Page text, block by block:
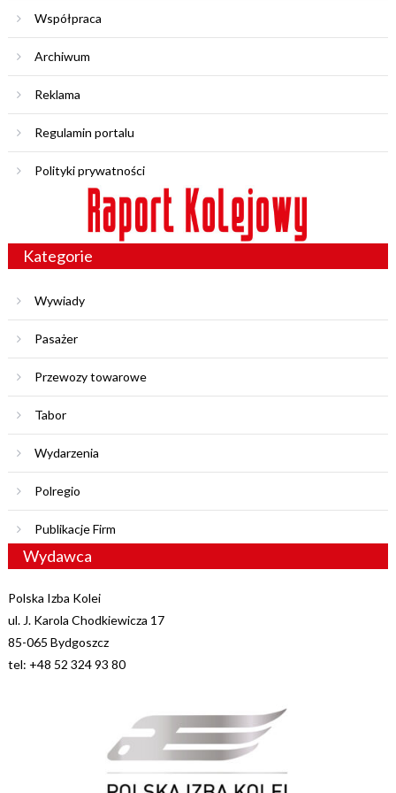
Współpraca
Archiwum
Reklama
Regulamin portalu
Polityki prywatności
Kategorie
Wywiady
Pasażer
Przewozy towarowe
Tabor
Wydarzenia
Polregio
Publikacje Firm
Wydawca
Polska Izba Kolei
ul. J. Karola Chodkiewicza 17
85-065 Bydgoszcz
tel: +48 52 324 93 80